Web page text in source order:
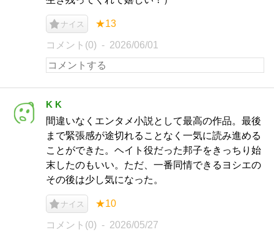
ナイス ★13
コメント(0) 2026/06/01
K K
間違いなくエンタメ小説として最高の作品。最後
まで緊張感が途切れることなく一気に読み進める
ことができた。ヘイト役だった邦子をきっちり始
末したのもいい。ただ、一番同情できるヨシエの
その後は少し気になった。
ナイス ★10
コメント(0) 2026/05/27